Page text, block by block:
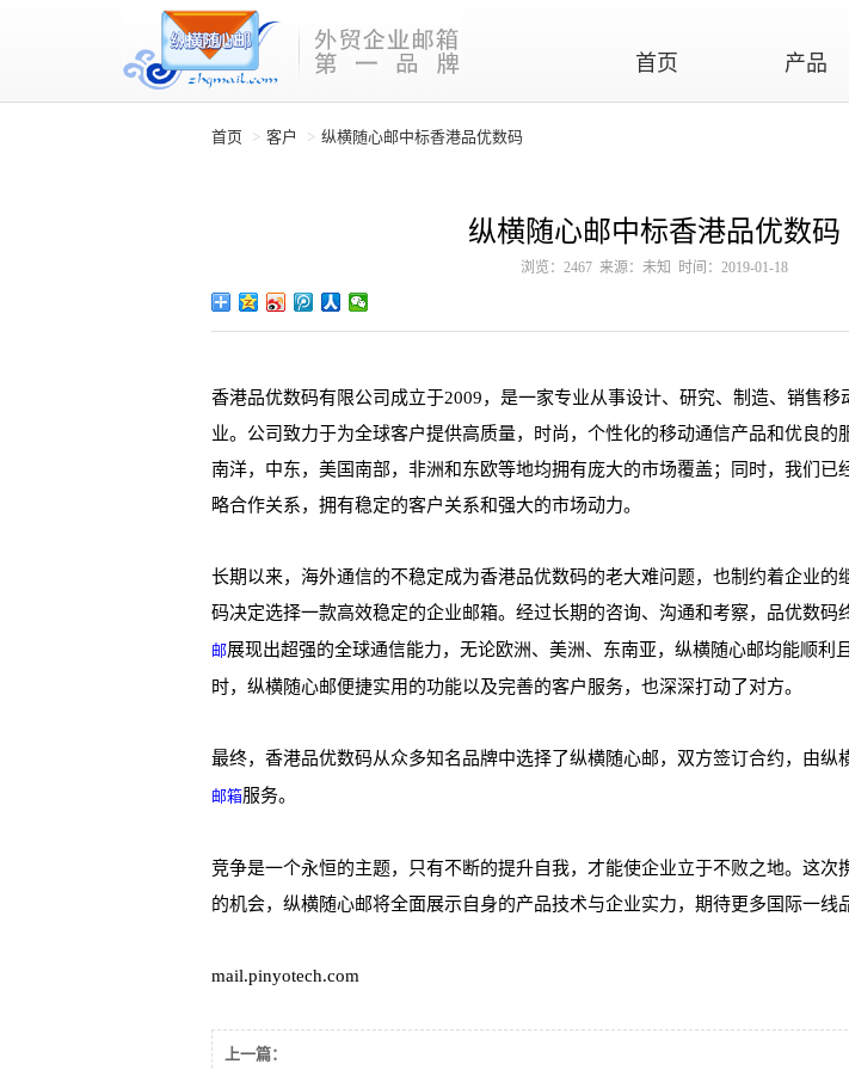
首页 产品
首页 客户 纵横随心邮中标香港品优数码
纵横随心邮中标香港品优数码
浏览：2467 来源：未知 时间：2019-01-18
香港品优数码有限公司成立于2009，是一家专业从事设计、研究、制造、销售
业。公司致力于为全球客户提供高质量，时尚，个性化的移动通信产品和优良的
南洋，中东，美国南部，非洲和东欧等地均拥有庞大的市场覆盖；同时，我们已
略合作关系，拥有稳定的客户关系和强大的市场动力。
长期以来，海外通信的不稳定成为香港品优数码的老大难问题，也制约着企业的
码决定选择一款高效稳定的企业邮箱。经过长期的咨询、沟通和考察，品优数码
邮展现出超强的全球通信能力，无论欧洲、美洲、东南亚，纵横随心邮均能顺利
时，纵横随心邮便捷实用的功能以及完善的客户服务，也深深打动了对方。
最终，香港品优数码从众多知名品牌中选择了纵横随心邮，双方签订合约，由纵
邮箱服务。
竞争是一个永恒的主题，只有不断的提升自我，才能使企业立于不败之地。这次
的机会，纵横随心邮将全面展示自身的产品技术与企业实力，期待更多国际一线
mail.pinyotech.com
上一篇：